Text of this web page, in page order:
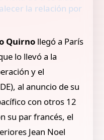
la relación por
Quirno llegó a París
lo llevó a la
y el
al anuncio de su
con otros 12
su par francés, el
Jean Noel